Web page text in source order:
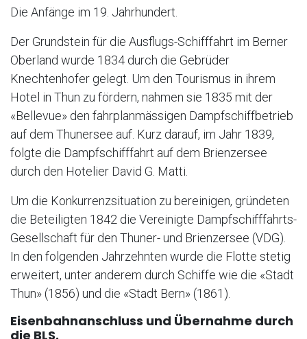
Die Anfänge im 19. Jahrhundert.
Der Grundstein für die Ausflugs-Schifffahrt im Berner
Oberland wurde 1834 durch die Gebrüder
Knechtenhofer gelegt. Um den Tourismus in ihrem
Hotel in Thun zu fördern, nahmen sie 1835 mit der
«Bellevue» den fahrplanmässigen Dampfschiffbetrieb
auf dem Thunersee auf. Kurz darauf, im Jahr 1839,
folgte die Dampfschifffahrt auf dem Brienzersee
durch den Hotelier David G. Matti.
Um die Konkurrenzsituation zu bereinigen, gründeten
die Beteiligten 1842 die Vereinigte Dampfschifffahrts-
Gesellschaft für den Thuner- und Brienzersee (VDG).
In den folgenden Jahrzehnten wurde die Flotte stetig
erweitert, unter anderem durch Schiffe wie die «Stadt
Thun» (1856) und die «Stadt Bern» (1861).
Eisenbahnanschluss und Übernahme durch
die BLS.